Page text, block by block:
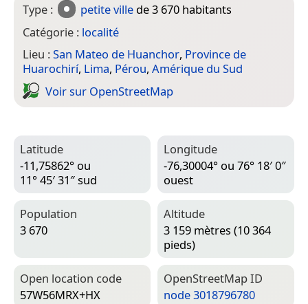
Type : petite ville de 3 670 habitants
Catégorie : localité
Lieu :San Mateo de Huanchor, Province de
Huarochirí, Lima, Pérou, Amérique du Sud
Voir sur Open­Street­Map
Latitude
-11,75862° ou
11° 45′ 31″ sud
Longitude
-76,30004° ou 76° 18′ 0″
ouest
Population
3 670
Altitude
3 159 mètres (10 364
pieds)
Open location code
57W56MRX+HX
Open­Street­Map ID
node 3018796780